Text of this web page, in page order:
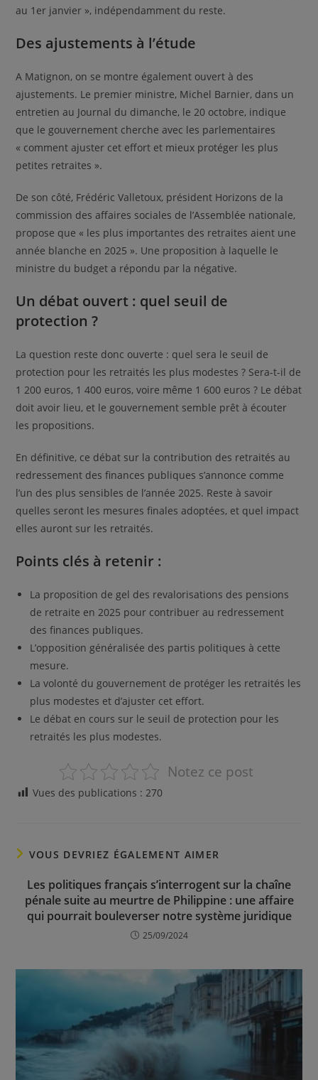
au 1er janvier », indépendamment du reste.
Des ajustements à l’étude
A Matignon, on se montre également ouvert à des
ajustements. Le premier ministre, Michel Barnier, dans un
entretien au Journal du dimanche, le 20 octobre, indique
que le gouvernement cherche avec les parlementaires
« comment ajuster cet effort et mieux protéger les plus
petites retraites ».
De son côté, Frédéric Valletoux, président Horizons de la
commission des affaires sociales de l’Assemblée nationale,
propose que « les plus importantes des retraites aient une
année blanche en 2025 ». Une proposition à laquelle le
ministre du budget a répondu par la négative.
Un débat ouvert : quel seuil de
protection ?
La question reste donc ouverte : quel sera le seuil de
protection pour les retraités les plus modestes ? Sera-t-il de
1 200 euros, 1 400 euros, voire même 1 600 euros ? Le débat
doit avoir lieu, et le gouvernement semble prêt à écouter
les propositions.
En définitive, ce débat sur la contribution des retraités au
redressement des finances publiques s’annonce comme
l’un des plus sensibles de l’année 2025. Reste à savoir
quelles seront les mesures finales adoptées, et quel impact
elles auront sur les retraités.
Points clés à retenir :
La proposition de gel des revalorisations des pensions
de retraite en 2025 pour contribuer au redressement
des finances publiques.
L’opposition généralisée des partis politiques à cette
mesure.
La volonté du gouvernement de protéger les retraités les
plus modestes et d’ajuster cet effort.
Le débat en cours sur le seuil de protection pour les
retraités les plus modestes.
Notez ce post
Vues des publications : 270
VOUS DEVRIEZ ÉGALEMENT AIMER
Les politiques français s’interrogent sur la chaîne
pénale suite au meurtre de Philippine : une affaire
qui pourrait bouleverser notre système juridique
25/09/2024